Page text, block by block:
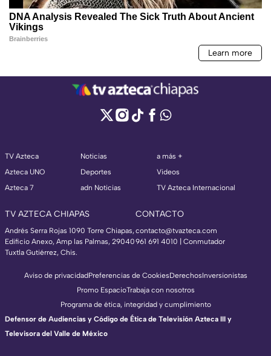
TV Azteca
Azteca UNO
Azteca 7
Noticias
Deportes
adn Noticias
a más +
Videos
TV Azteca Internacional
TV AZTECA CHIAPAS
Andrés Serra Rojas 1090 Torre Chiapas,
Edificio Anexo, Amp las Palmas, 29040
Tuxtla Gutiérrez, Chis.
CONTACTO
contacto@tvazteca.com
961 691 4010 | Conmutador
Aviso de privacidadPreferencias de CookiesDerechosInversionistas
Promo EspacioTrabaja con nosotros
Programa de ética, integridad y cumplimiento
Defensor de Audiencias y Código de Ética de Televisión Azteca III y
Televisora del Valle de México